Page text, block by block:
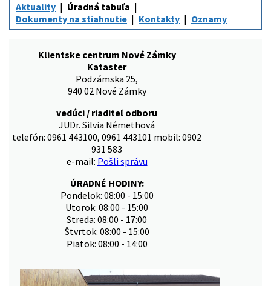
Aktuality
Úradná tabuľa
Dokumenty na stiahnutie
Kontakty Oznamy
Klientske centrum Nové Zámky
Kataster
Podzámska 25,
940 02 Nové Zámky
vedúci / riaditeľ odboru
JUDr. Silvia Némethová
telefón: 0961 443100, 0961 443101 mobil: 0902
931 583
e-mail: Pošli správu
ÚRADNÉ HODINY:
Pondelok: 08:00 - 15:00
Utorok: 08:00 - 15:00
Streda: 08:00 - 17:00
Štvrtok: 08:00 - 15:00
Piatok: 08:00 - 14:00